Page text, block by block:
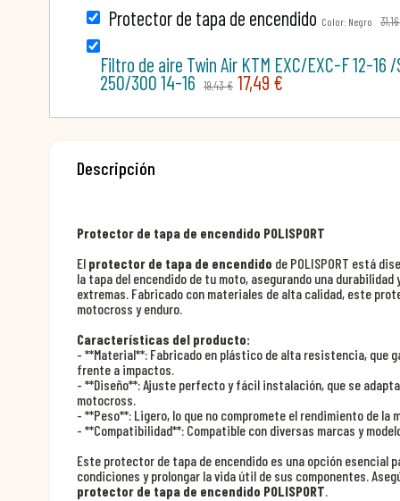
Protector de tapa de encendido Color: Negro
Filtro de aire Twin Air KTM EXC/EXC-F 12-16
250/300 14-16 19,43 € 17,49 €
Descripción
Protector de tapa de encendido POLISPORT
El protector de tapa de encendido de POLISPORT está
la tapa del encendido de tu moto, asegurando una
extremas. Fabricado con materiales de alta calidad, este
motocross y enduro.
Características del producto:
- **Material**: Fabricado en plástico de alta resistencia, que
frente a impactos.
- **Diseño**: Ajuste perfecto y fácil instalación, que se
motocross.
- **Peso**: Ligero, lo que no compromete el rendimiento de la
- **Compatibilidad**: Compatible con diversas marcas y
Este protector de tapa de encendido es una opción esencial
condiciones y prolongar la vida útil de sus componentes.
protector de tapa de encendido POLISPORT.